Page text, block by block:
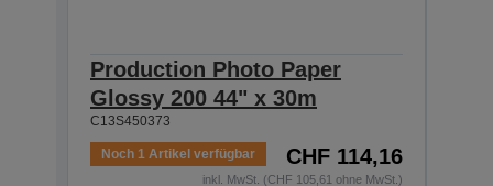
Production Photo Paper
Glossy 200 44" x 30m
C13S450373
Noch 1 Artikel verfügbar CHF 114,16
inkl. MwSt. (CHF 105,61 ohne MwSt.)